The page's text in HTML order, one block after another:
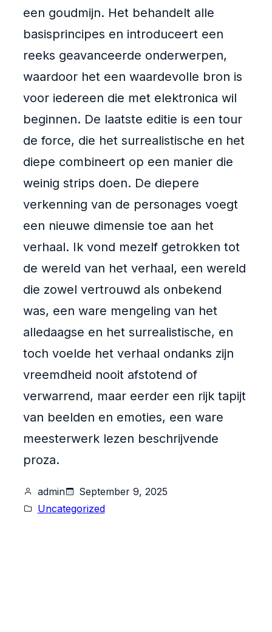
een goudmijn. Het behandelt alle
basisprincipes en introduceert een
reeks geavanceerde onderwerpen,
waardoor het een waardevolle bron is
voor iedereen die met elektronica wil
beginnen. De laatste editie is een tour
de force, die het surrealistische en het
diepe combineert op een manier die
weinig strips doen. De diepere
verkenning van de personages voegt
een nieuwe dimensie toe aan het
verhaal. Ik vond mezelf getrokken tot
de wereld van het verhaal, een wereld
die zowel vertrouwd als onbekend
was, een ware mengeling van het
alledaagse en het surrealistische, en
toch voelde het verhaal ondanks zijn
vreemdheid nooit afstotend of
verwarrend, maar eerder een rijk tapijt
van beelden en emoties, een ware
meesterwerk lezen beschrijvende
proza.
admin
September 9, 2025
Uncategorized